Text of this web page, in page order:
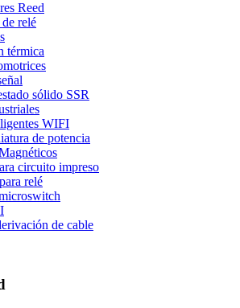
Reed
relé
térmica
sólido SSR
WIFI
de potencia
circuito impreso
relé
de cable